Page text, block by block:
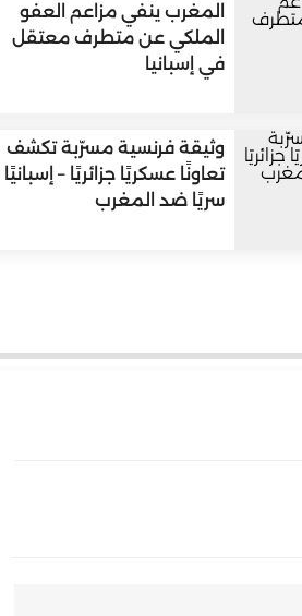
المغرب ينفي مزاعم العفو
الملكي عن متطرف معتقل
في إسبانيا
وثيقة فرنسية مسرّبة تكشف
تعاونًا عسكريًا جزائريًا – إسبانيًا
سريًا ضد المغرب